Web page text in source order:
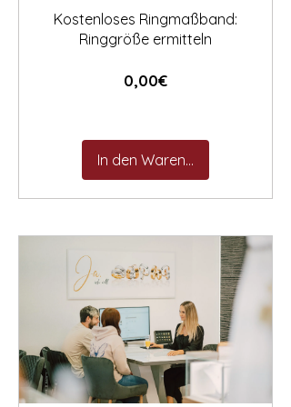
Kostenloses Ringmaßband:
Ringgröße ermitteln
0,00€Preis
In den Warenkorb